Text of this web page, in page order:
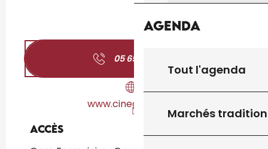
Agenda
Tout l'agenda
Marchés
05 65 32 23
www.cinegourdon.fr
Accès
Accès